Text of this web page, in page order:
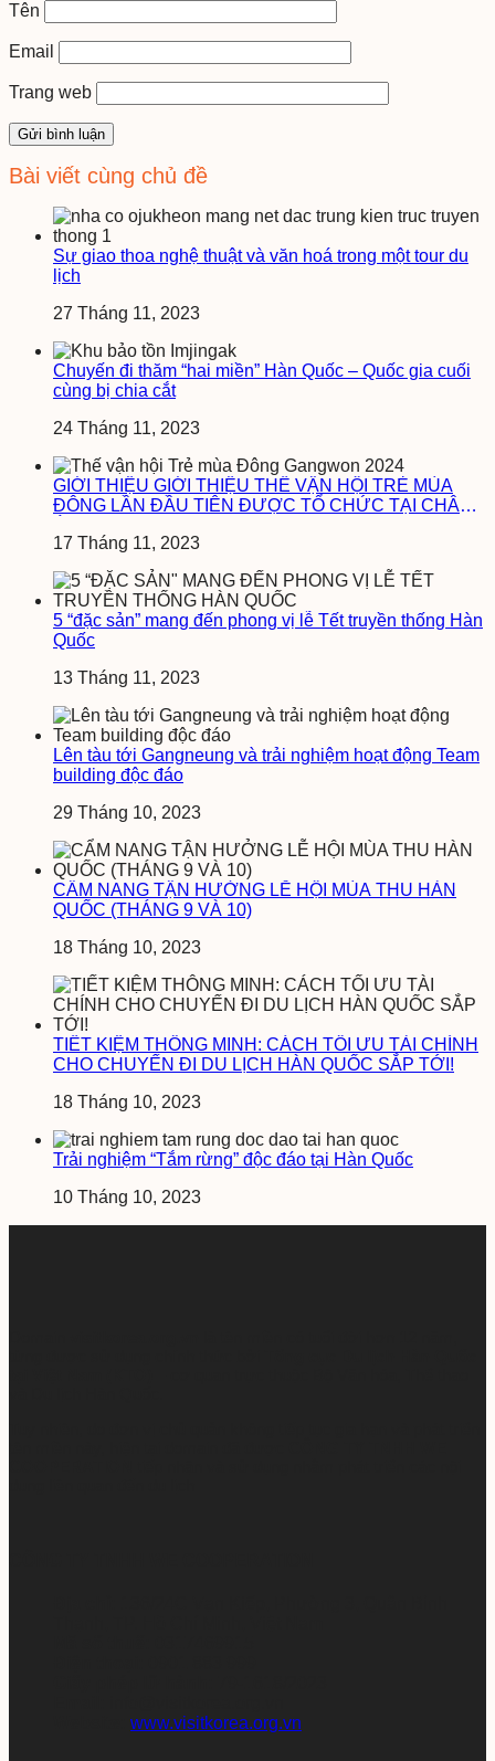
Tên
Email
Trang web
Bài viết cùng chủ đề
Sự giao thoa nghệ thuật và văn hoá trong một tour du
lịch
27 Tháng 11, 2023
Chuyến đi thăm “hai miền” Hàn Quốc – Quốc gia cuối
cùng bị chia cắt
24 Tháng 11, 2023
GIỚI THIỆU GIỚI THIỆU THẾ VẬN HỘI TRẺ MÙA
ĐÔNG LẦN ĐẦU TIÊN ĐƯỢC TỔ CHỨC TẠI CHÂU
17 Tháng 11, 2023
5 “đặc sản” mang đến phong vị lễ Tết truyền thống Hàn
Quốc
13 Tháng 11, 2023
Lên tàu tới Gangneung và trải nghiệm hoạt động Team
building độc đáo
29 Tháng 10, 2023
CẨM NANG TẬN HƯỞNG LỄ HỘI MÙA THU HÀN
QUỐC (THÁNG 9 VÀ 10)
18 Tháng 10, 2023
TIẾT KIỆM THÔNG MINH: CÁCH TỐI ƯU TÀI CHÍNH
CHO CHUYẾN ĐI DU LỊCH HÀN QUỐC SẮP TỚI!
18 Tháng 10, 2023
Trải nghiệm “Tắm rừng” độc đáo tại Hàn Quốc
10 Tháng 10, 2023
www.visitkorea.org.vn